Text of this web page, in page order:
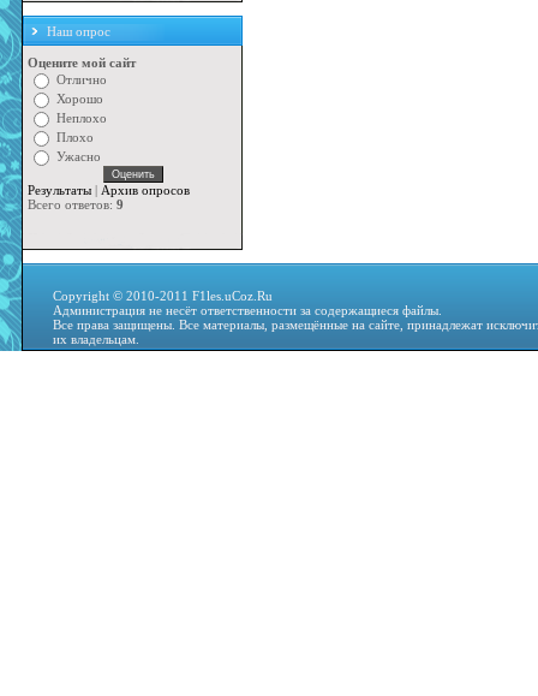
Наш опрос
Оцените мой сайт
Отлично
Хорошо
Неплохо
Плохо
Ужасно
Результаты | Архив опросов
Всего ответов: 9
Copyright © 2010-2011 F1les.uCoz.Ru
Администрация не несёт ответственности за содержащиеся файлы.
Все права защищены. Все материалы, размещённые на сайте, принадлежат
их владельцам.